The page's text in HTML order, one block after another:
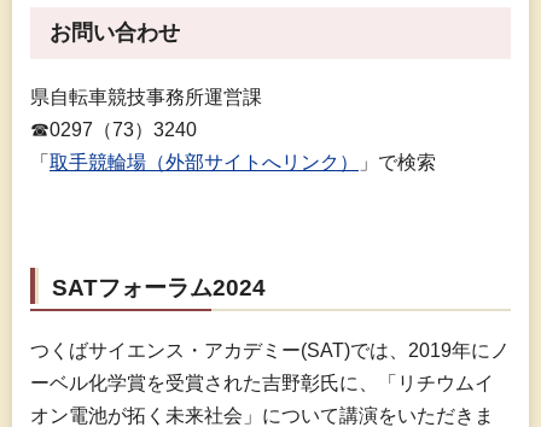
お問い合わせ
県自転車競技事務所運営課
☎0297（73）3240
「 取手競輪場（外部サイトへリンク） 」で検索
SATフォーラム2024
つくばサイエンス・アカデミー(SAT)では、2019年にノ
ーベル化学賞を受賞された吉野彰氏に、「リチウムイ
オン電池が拓く未来社会」について講演をいただきま